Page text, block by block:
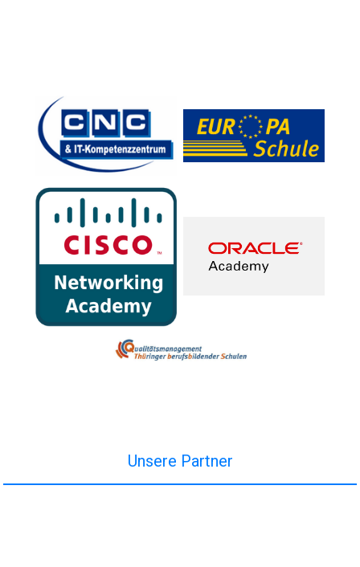
Unsere Partner